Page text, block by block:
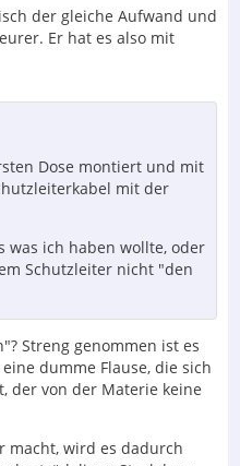
der gleiche Aufwand und
Er hat es also mit
Dose montiert und mit
mit der
was ich haben wollte, oder
Schutzleiter nicht "den
Streng genommen ist es
dumme Flause, die sich
der von der Materie keine
macht, wird es dadurch